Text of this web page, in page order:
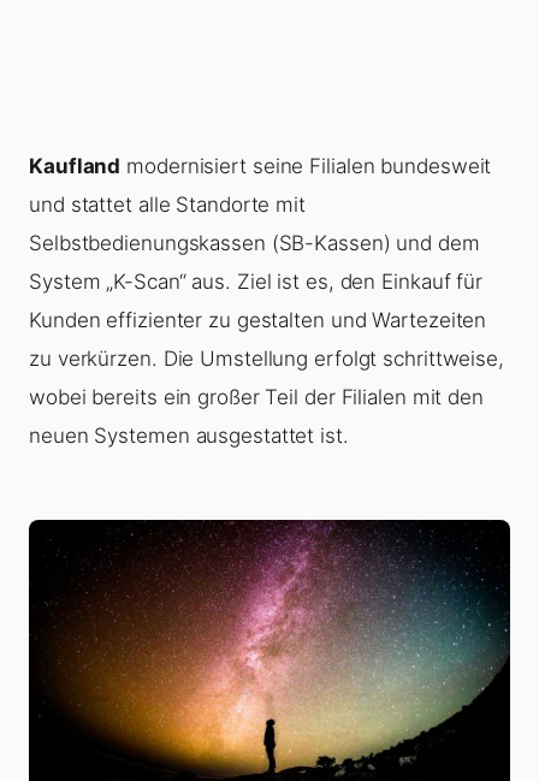
Kaufland modernisiert seine Filialen bundesweit
und stattet alle Standorte mit
Selbstbedienungskassen (SB-Kassen) und dem
System „K-Scan“ aus. Ziel ist es, den Einkauf für
Kunden effizienter zu gestalten und Wartezeiten
zu verkürzen. Die Umstellung erfolgt schrittweise,
wobei bereits ein großer Teil der Filialen mit den
neuen Systemen ausgestattet ist.